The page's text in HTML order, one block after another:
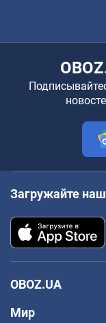
Загружайте
OBOZ.UA
Мир